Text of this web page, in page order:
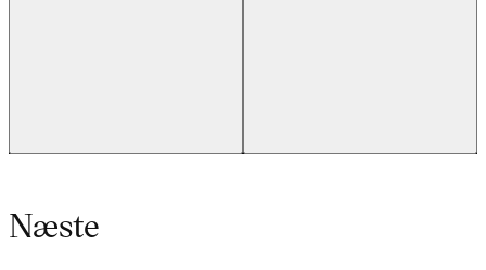
Næste